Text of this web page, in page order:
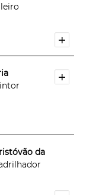
da